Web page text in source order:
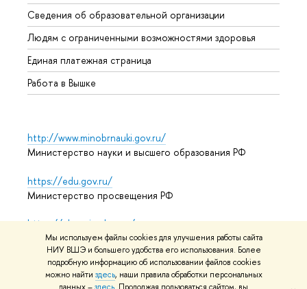
Мы используем файлы cookies для улучшения работы сайта
НИУ ВШЭ и большего удобства его использования. Более
подробную информацию об использовании файлов cookies
можно найти здесь, наши правила обработки персональных
Сведения об образовательной организации
Людям с ограниченными возможностями здоровья
Единая платежная страница
Работа в Вышке
http://www.minobrnauki.gov.ru/
Министерство науки и высшего образования РФ
https://edu.gov.ru/
Министерство просвещения РФ
https://elearning.hse.ru/mooc
Массовые открытые онлайн-курсы